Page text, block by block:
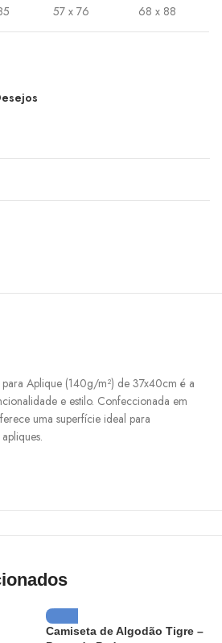
57 x 76 68 x 88
Aplique (140g/m²) de 37x40cm é a
e estilo. Confeccionada em
uma superfície ideal para
Camiseta de Algodão Tigre –